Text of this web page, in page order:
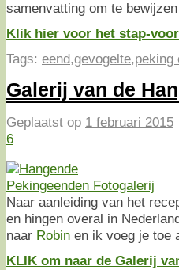
samenvatting om te
Klik hier voor het stap-
Tags: eend,gevogelte,peking
Galerij van de
Geplaatst op 1 februari 2015
6
Naar aanleiding van het
en hingen overal in
naar Robin en ik voeg je toe
KLIK om naar de Galerij